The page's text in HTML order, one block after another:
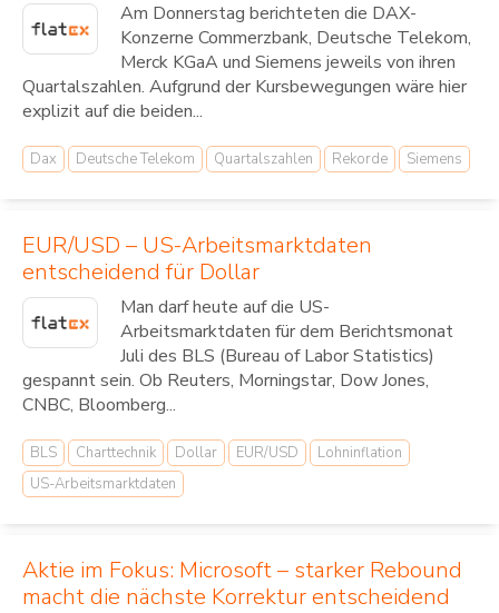
Am Donnerstag berichteten die DAX-
Konzerne Commerzbank, Deutsche Telekom,
Merck KGaA und Siemens jeweils von ihren
Quartalszahlen. Aufgrund der Kursbewegungen wäre hier
explizit auf die beiden...
Dax Deutsche Telekom Quartalszahlen Rekorde Siemens
EUR/USD – US-Arbeitsmarktdaten
entscheidend für Dollar
Man darf heute auf die US-
Arbeitsmarktdaten für dem Berichtsmonat
Juli des BLS (Bureau of Labor Statistics)
gespannt sein. Ob Reuters, Morningstar, Dow Jones,
CNBC, Bloomberg...
BLS Charttechnik Dollar EUR/USD
Lohninflation
US-Arbeitsmarktdaten
Aktie im Fokus: Microsoft – starker Rebound
macht die nächste Korrektur entscheidend